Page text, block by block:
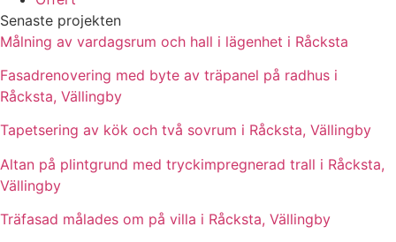
Senaste projekten
Målning av vardagsrum och hall i lägenhet i Råcksta
Fasadrenovering med byte av träpanel på radhus i
Råcksta, Vällingby
Tapetsering av kök och två sovrum i Råcksta, Vällingby
Altan på plintgrund med tryckimpregnerad trall i Råcksta,
Vällingby
Träfasad målades om på villa i Råcksta, Vällingby